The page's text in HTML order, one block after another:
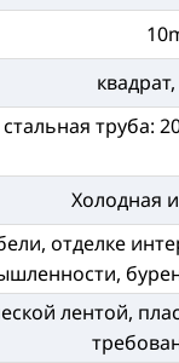
труба:
Холодная
отделке
лентой,